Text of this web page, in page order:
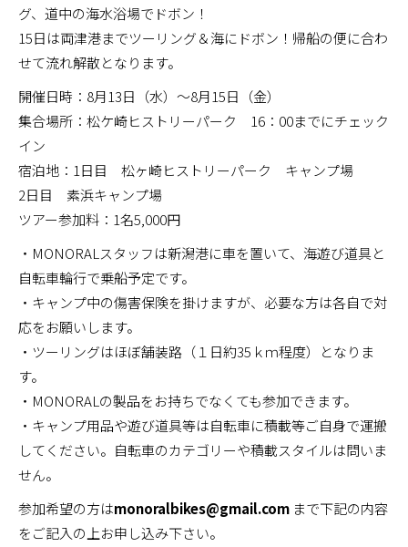
グ、道中の海水浴場でドボン！
15日は両津港までツーリング＆海にドボン！帰船の便に合わ
せて流れ解散となります。
開催日時：8月13日（水）～8月15日（金）
集合場所：松ケ崎ヒストリーパーク 16：00までにチェック
イン
宿泊地：1日目 松ヶ崎ヒストリーパーク キャンプ場
2日目 素浜キャンプ場
ツアー参加料：1名5,000円
・MONORALスタッフは新潟港に車を置いて、海遊び道具と
自転車輪行で乗船予定です。
・キャンプ中の傷害保険を掛けますが、必要な方は各自で対
応をお願いします。
・ツーリングはほぼ舗装路（１日約35ｋｍ程度）となりま
す。
・MONORALの製品をお持ちでなくても参加できます。
・キャンプ用品や遊び道具等は自転車に積載等ご自身で運搬
してください。自転車のカテゴリーや積載スタイルは問いま
せん。
参加希望の方はmonoralbikes@gmail.com まで下記の内容
をご記入の上お申し込み下さい。